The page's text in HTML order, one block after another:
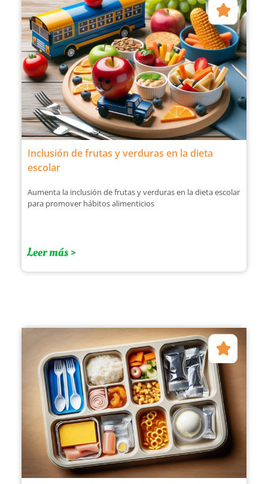
Inclusión de frutas y verduras en la dieta
escolar
Aumenta la inclusión de frutas y verduras en la dieta escolar
para promover hábitos alimenticios
Leer más >